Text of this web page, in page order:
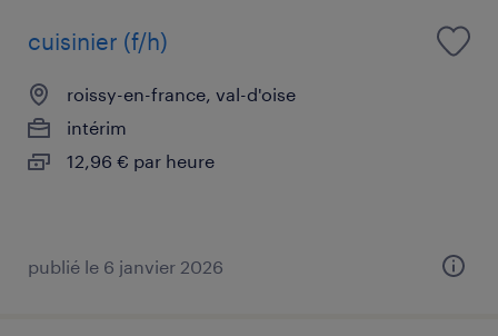
cuisinier (f/h)
roissy-en-france, val-d'oise
intérim
12,96 € par heure
publié le 6 janvier 2026